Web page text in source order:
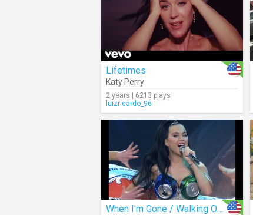
Lifetimes
Katy Perry
2 years | 6213 plays
luizricardo_96
When I'm Gone / Walking On Air (Live)